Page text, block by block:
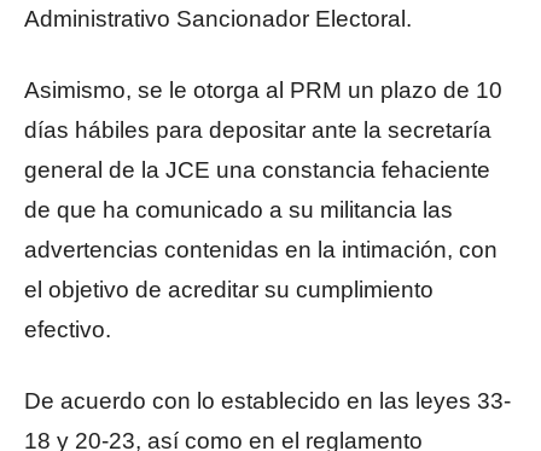
Administrativo Sancionador Electoral.
Asimismo, se le otorga al PRM un plazo de 10
días hábiles para depositar ante la secretaría
general de la JCE una constancia fehaciente
de que ha comunicado a su militancia las
advertencias contenidas en la intimación, con
el objetivo de acreditar su cumplimiento
efectivo.
De acuerdo con lo establecido en las leyes 33-
18 y 20-23, así como en el reglamento